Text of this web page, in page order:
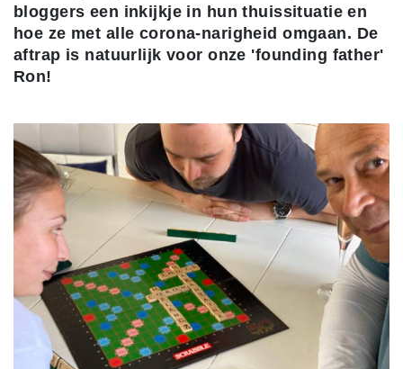
bloggers een inkijkje in hun thuissituatie en
hoe ze met alle corona-narigheid omgaan. De
aftrap is natuurlijk voor onze 'founding father'
Ron!